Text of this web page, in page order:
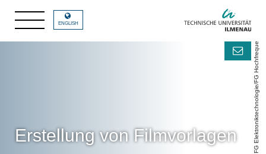
FG Elektroniktechnologie/FG Hochfrequenztechnik
ENGLISH
Erstellung von Filmvorlagen